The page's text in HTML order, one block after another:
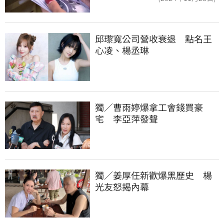
邱瓈寬公司營收衰退　點名王
心凌、楊丞琳
獨／曹雨婷爆拿工會錢買豪
宅　李亞萍發聲
獨／姜厚任新歡爆黑歷史　楊
光友怒揭內幕